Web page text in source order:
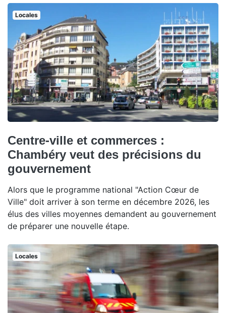
Locales
Centre-ville et commerces :
Chambéry veut des précisions du
gouvernement
Alors que le programme national "Action Cœur de
Ville" doit arriver à son terme en décembre 2026, les
élus des villes moyennes demandent au gouvernement
de préparer une nouvelle étape.
Locales